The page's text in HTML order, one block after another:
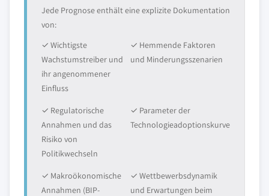
Jede Prognose enthält eine explizite Dokumentation
von:
✓ Wichtigste
Wachstumstreiber und
ihr angenommener
Einfluss
✓ Hemmende Faktoren
und Minderungsszenarien
✓ Regulatorische
Annahmen und das
Risiko von
Politikwechseln
✓ Parameter der
Technologieadoptionskurve
✓ Makroökonomische
Annahmen (BIP-
✓ Wettbewerbsdynamik
und Erwartungen beim